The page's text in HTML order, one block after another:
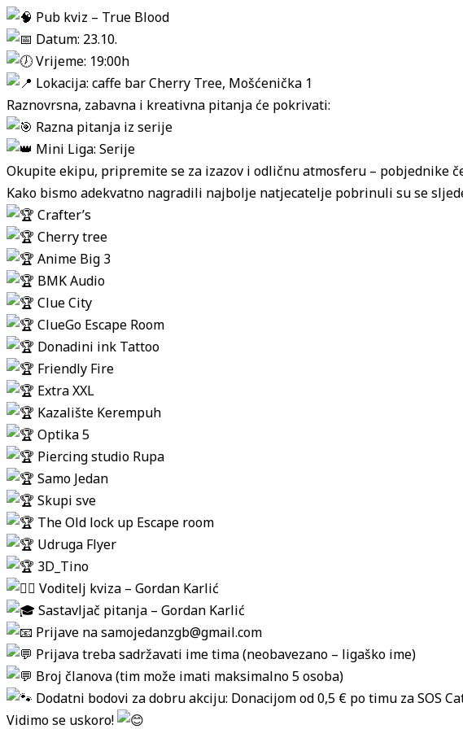
Pub kviz – True Blood
Datum: 23.10.
Vrijeme: 19:00h
Lokacija: caffe bar Cherry Tree, Mošćenička 1
Raznovrsna, zabavna i kreativna pitanja će pokrivati:
Razna pitanja iz serije
Mini Liga: Serije
Okupite ekipu, pripremite se za izazov i odličnu atmosferu – pobjednike
Kako bismo adekvatno nagradili najbolje natjecatelje pobrinuli su se
Crafter’s
Cherry tree
Anime Big 3
BMK Audio
Clue City
ClueGo Escape Room
Donadini ink Tattoo
Friendly Fire
Extra XXL
Kazalište Kerempuh
Optika 5
Piercing studio Rupa
Samo Jedan
Skupi sve
The Old lock up Escape room
Udruga Flyer
3D_Tino
Voditelj kviza – Gordan Karlić
Sastavljač pitanja – Gordan Karlić
Prijave na samojedanzgb@gmail.com
Prijava treba sadržavati ime tima (neobavezano – ligaško ime)
Broj članova (tim može imati maksimalno 5 osoba)
Dodatni bodovi za dobru akciju: Donacijom od 0,5 € po timu za SOS
Vidimo se uskoro!